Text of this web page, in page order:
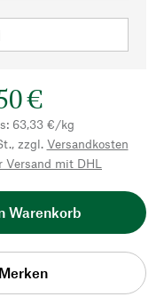
€
63,33 €/kg
zzgl. Versandkosten
Versand mit DHL
Warenkorb
Merken